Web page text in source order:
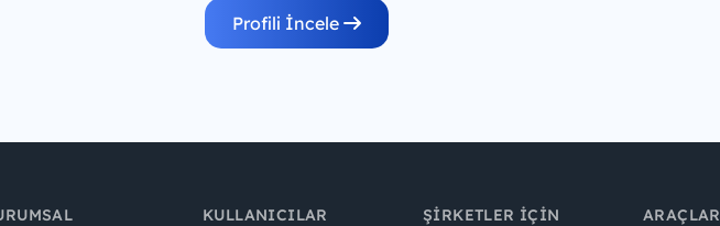
Profili İncele
KULLANICILAR ŞIRKETLER İÇIN ARAÇLAR